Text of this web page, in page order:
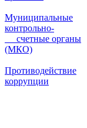
Муниципальные
контрольно-
счетные органы
(МКО)
Противодействие
коррупции